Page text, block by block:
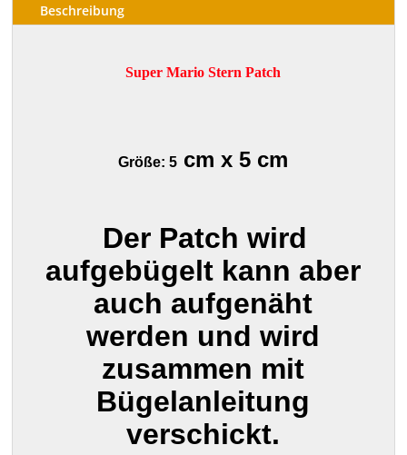
Beschreibung
Super Mario Stern Patch
Größe: 5 cm x 5 cm
Der Patch wird
aufgebügelt kann aber
auch aufgenäht
werden und wird
zusammen mit
Bügelanleitung
verschickt.